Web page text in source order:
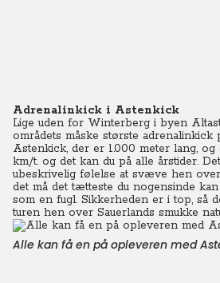
Adrenalinkick i Astenkick
Lige uden for Winterberg i byen
områdets måske største adrenalinkick
Astenkick, der er 1.000 meter lang,
km/t. og det kan du på alle årstider.
ubeskrivelig følelse at svæve hen
det må det tætteste du nogensinde
som en fugl. Sikkerheden er i top, så
turen hen over Sauerlands smukke
Alle kan få en på opleveren med